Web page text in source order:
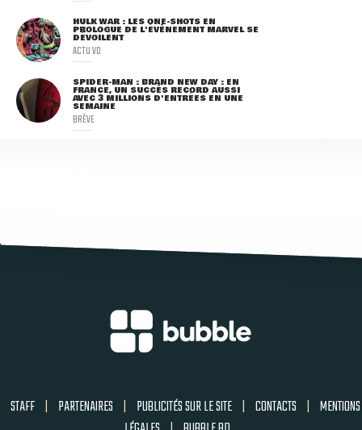
HULK WAR : LES ONE-SHOTS EN
PROLOGUE DE L'ÉVÈNEMENT MARVEL SE
DÉVOILENT
ACTU VO
SPIDER-MAN : BRAND NEW DAY : EN
FRANCE, UN SUCCÈS RECORD AUSSI
AVEC 3 MILLIONS D'ENTRÉES EN UNE
SEMAINE
BRÈVE
STAFF | PARTENAIRES | PUBLICITÉS SUR LE SITE | CONTACTS | MENTIONS